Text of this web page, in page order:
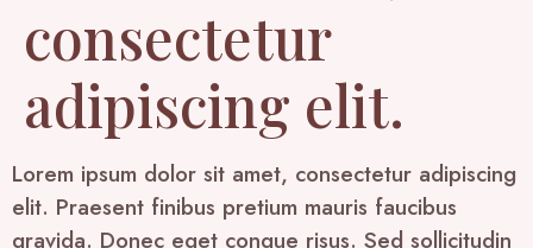
consectetur
adipiscing elit.
Lorem ipsum dolor sit amet, consectetur adipiscing
elit. Praesent finibus pretium mauris faucibus
gravida. Donec eget congue risus. Sed sollicitudin